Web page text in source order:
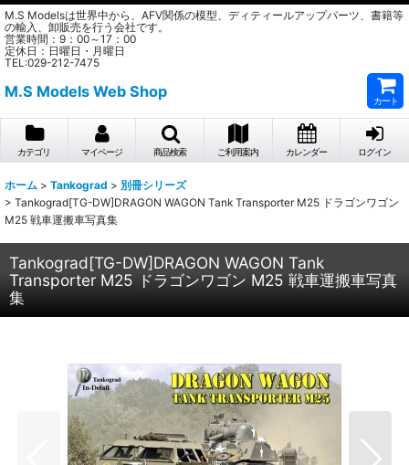
M.S Modelsは世界中から、AFV関係の模型、ディティールアップパーツ、書籍等
の輸入、卸販売を行う会社です。
営業時間：9：00～17：00
定休日：日曜日・月曜日
TEL:029-212-7475
M.S Models Web Shop
カート
カテゴリ マイページ 商品検索 ご利用案内 カレンダー ログイン
ホーム > Tankograd > 別冊シリーズ
> Tankograd[TG-DW]DRAGON WAGON Tank Transporter M25 ドラゴンワゴン
M25 戦車運搬車写真集
Tankograd[TG-DW]DRAGON WAGON Tank
Transporter M25 ドラゴンワゴン M25 戦車運搬車写真
集